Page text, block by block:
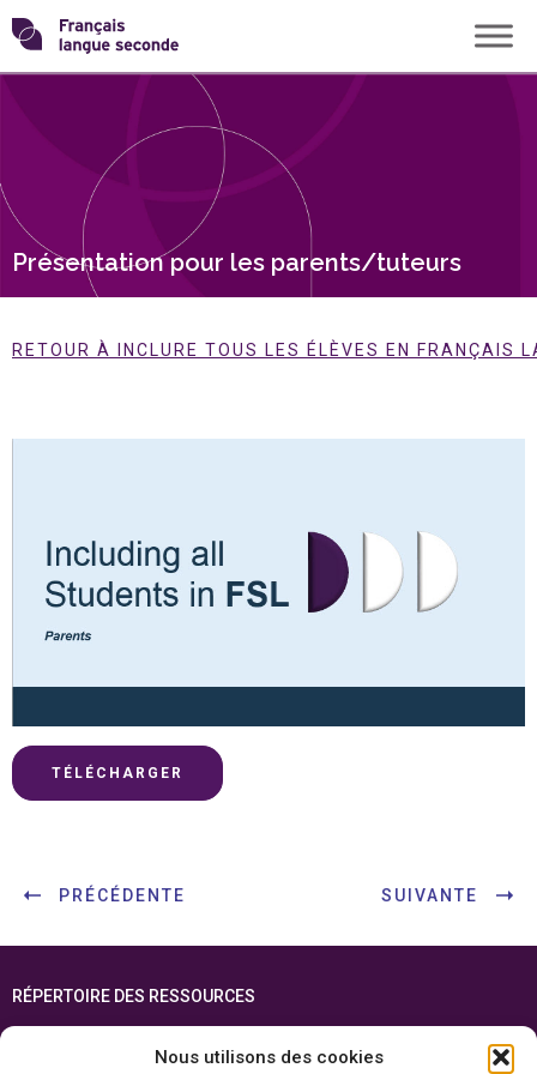
Nous utilisons des cookies
Skip
to
content
Transformons
langue
Présentation pour les parents/tuteurs
RETOUR À INCLURE TOUS LES ÉLÈVES EN FRANÇAIS
TÉLÉCHARGER
PRÉCÉDENTE SUIVANTE
RÉPERTOIRE DES RESSOURCES